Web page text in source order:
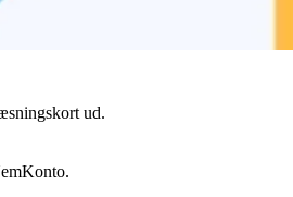
målere og forbrug. Er det
ud.